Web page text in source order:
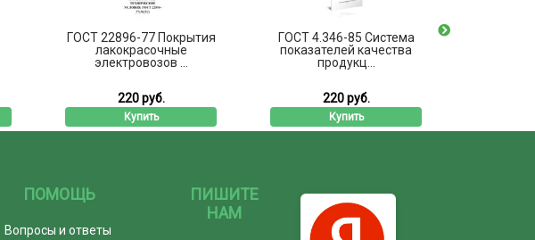
ГОСТ 22896-77 Покрытия
лакокрасочные
электровозов ...
220 руб.
Купить
ГОСТ 4.346-85 Система
показателей качества
продукц...
220 руб.
Купить
ПОМОЩЬ
Вопросы и ответы
ПИШИТЕ
НАМ